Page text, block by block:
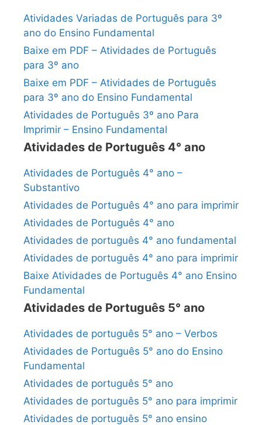
Atividades Variadas de Português para 3º
ano do Ensino Fundamental
Baixe em PDF – Atividades de Português
para 3º ano
Baixe em PDF – Atividades de Português
para 3º ano do Ensino Fundamental
Atividades de Português 3º ano Para
Imprimir – Ensino Fundamental
Atividades de Português 4° ano
Atividades de Português 4° ano –
Substantivo
Atividades de Português 4° ano para imprimir
Atividades de Português 4° ano
Atividades de português 4° ano fundamental
Atividades de português 4° ano para imprimir
Baixe Atividades de Português 4° ano Ensino
Fundamental
Atividades de Português 5° ano
Atividades de português 5° ano – Verbos
Atividades de Português 5° ano do Ensino
Fundamental
Atividades de português 5° ano
Atividades de português 5° ano para imprimir
Atividades de português 5° ano ensino